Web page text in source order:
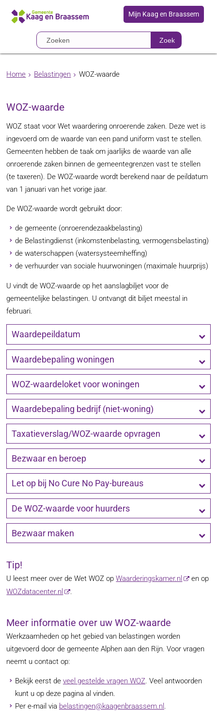
Mijn Kaag en Braassem
Zoek
Home Belastingen WOZ-waarde
WOZ-waarde
WOZ staat voor Wet waardering onroerende zaken. Deze wet is
ingevoerd om de waarde van een pand uniform vast te stellen.
Gemeenten hebben de taak om jaarlijks de waarde van alle
onroerende zaken binnen de gemeentegrenzen vast te stellen
(te taxeren). De WOZ-waarde wordt berekend naar de peildatum
van 1 januari van het vorige jaar.
De WOZ-waarde wordt gebruikt door:
de gemeente (onroerendezaakbelasting)
de Belastingdienst (inkomstenbelasting, vermogensbelasting)
de waterschappen (watersysteemheffing)
de verhuurder van sociale huurwoningen (maximale huurprijs)
U vindt de WOZ-waarde op het aanslagbiljet voor de
gemeentelijke belastingen. U ontvangt dit biljet meestal in
februari.
Waardepeildatum
Waardebepaling woningen
WOZ-waardeloket voor woningen
Waardebepaling bedrijf (niet-woning)
Taxatieverslag/WOZ-waarde opvragen
Bezwaar en beroep
Let op bij No Cure No Pay-bureaus
De WOZ-waarde voor huurders
Bezwaar maken
Tip!
U leest meer over de Wet WOZ opWaarderingskamer.nl
en op
WOZdatacenter.nl
.
Meer informatie over uw WOZ-waarde
Werkzaamheden op het gebied van belastingen worden
uitgevoerd door de gemeente Alphen aan den Rijn. Voor vragen
neemt u contact op:
Bekijk eerst de veel gestelde vragen WOZ. Veel antwoorden
kunt u op deze pagina al vinden.
Per e-mail via belastingen@kaagenbraassem.nl .